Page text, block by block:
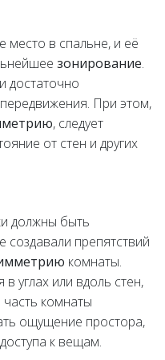
место в спальне, и её
зонирование.
достаточно
При этом,
, следует
от стен и других
должны быть
препятствий
комнаты.
углах или вдоль стен,
комнаты
ощущение простора,
к вещам.